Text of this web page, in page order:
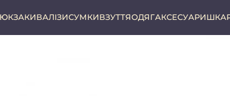
ВАЛІЗИСУМКИВЗУТТЯОДЯГАКСЕСУАРИ